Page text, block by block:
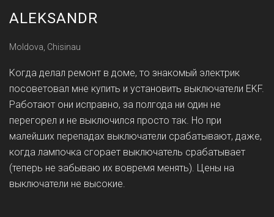
ALEKSANDR
Moldova, Chisinau
Когда делал ремонт в доме, то знакомый электрик
посоветовал мне купить и установить выключатели EKF.
Работают они исправно, за полгода ни один не
перегорел и не выключился просто так. Но при
малейших перепадах выключатели срабатывают, даже,
когда лампочка сгорает выключатель срабатывает
(теперь не забываю их вовремя менять). Цены на
выключатели не высокие.